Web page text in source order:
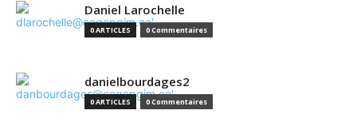
Daniel Larochelle
0 ARTICLES 0 Commentaires
danielbourdages2
0 ARTICLES 0 Commentaires